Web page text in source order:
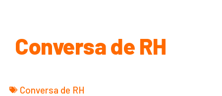
Conversa de RH
Conversa de RH